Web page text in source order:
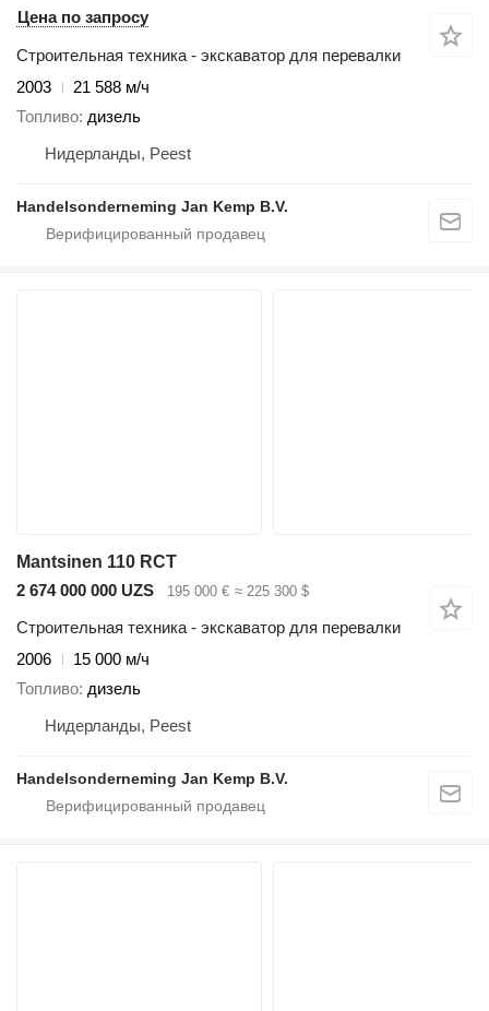
Цена по запросу
Строительная техника - экскаватор для перевалки
2003
21 588 м/ч
Топливо дизель
Нидерланды, Peest
Handelsonderneming Jan Kemp B.V.
Mantsinen 110 RCT
2 674 000 000 UZS
195 000 € ≈ 225 300 $
Строительная техника - экскаватор для перевалки
2006
15 000 м/ч
Топливо дизель
Нидерланды, Peest
Handelsonderneming Jan Kemp B.V.